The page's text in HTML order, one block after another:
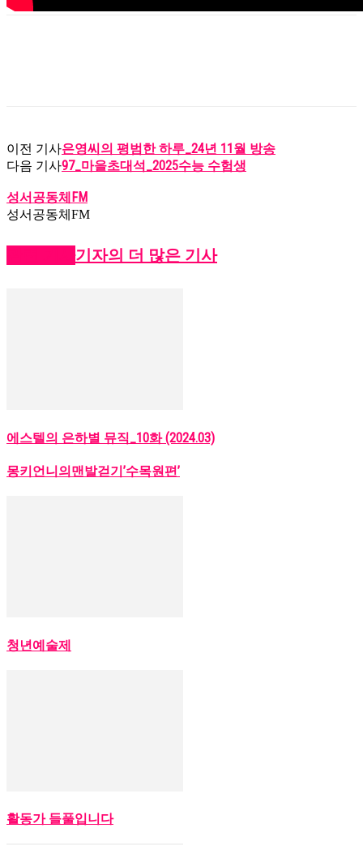
이전 기사은영씨의 평범한 하루_24년 11월 방송
다음 기사97_마을초대석_2025수능 수험생
성서공동체FM
성서공동체FM
기자의 더 많은 기사
에스텔의 은하별 뮤직_10화 (2024.03)
몽키언니의맨발걷기’수목원편’
청년예술제
활동가 들풀입니다